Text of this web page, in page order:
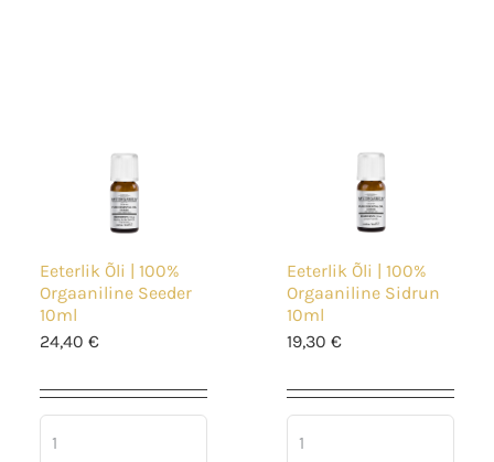
Eeterlik Õli | 100%
Orgaaniline Seeder
10ml
24,40 €
Eeterlik Õli | 100%
Orgaaniline Sidrun
10ml
19,30 €